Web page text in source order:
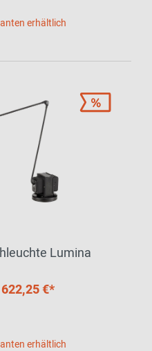
erhältlich
Lumina
622,25 €*
erhältlich